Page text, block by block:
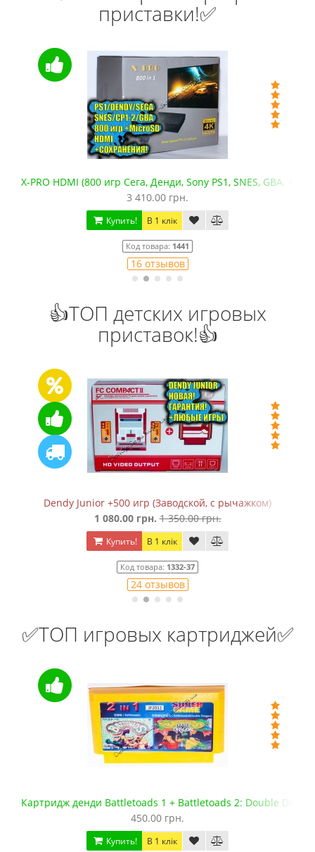
приставки!✅
Сега Мега Драйв 2 (ОРИГИНАЛЬНОЕ качество!)
1 250.00 грн.
Купить! В 1 клік
Код товара:832
79 отзывов
👍ТОП детских игровых
приставок!👍
Сега Мега Драйв 2 (+5 встроенных игр в 368 вариантах)
650.00 грн. 850.00 грн.
Купить! В 1 клік
Код товара:828
25 отзывов
✅ТОП игровых картриджей✅
Флеш картридж Сега Мега Драйв 2 (EverDrive MD V.х2,
1 099.00 грн. 1 300.00 грн.
Купить! В 1 клік